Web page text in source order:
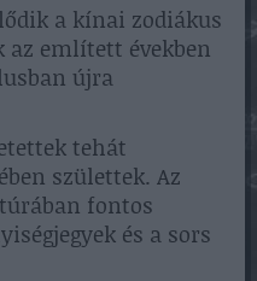
a kínai zodiákus
az említett években
újra
tehát
születtek. Az
fontos
és a sors